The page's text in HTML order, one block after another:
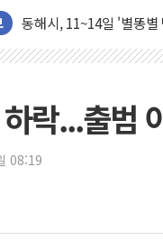
강원 중·남부 동해안 시
청양 밭에서 일하던 90
李대통령, 'ISA·주가누르
'호우 특보' 경북 울진 시
주말 무더위·열대야 지
오세훈 "용산공원 주택
충북 주말 무더위 지속
10월 보완수사권 폐지·
락...출범
08:19